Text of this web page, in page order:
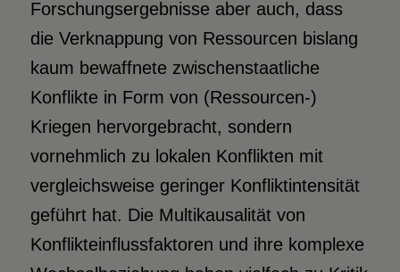
Forschungsergebnisse aber auch, dass
die Verknappung von Ressourcen bislang
kaum bewaffnete zwischenstaatliche
Konflikte in Form von (Ressourcen-)
Kriegen hervorgebracht, sondern
vornehmlich zu lokalen Konflikten mit
vergleichsweise geringer Konfliktintensität
geführt hat. Die Multikausalität von
Konflikteinflussfaktoren und ihre komplexe